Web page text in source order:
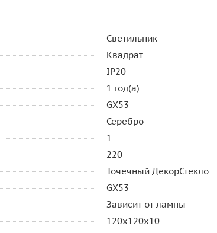
Светильник
Квадрат
IP20
1 год(а)
GX53
Серебро
1
220
Точечный ДекорСтекло
GX53
Зависит от лампы
120х120х10